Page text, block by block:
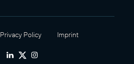
Privacy Policy Imprint